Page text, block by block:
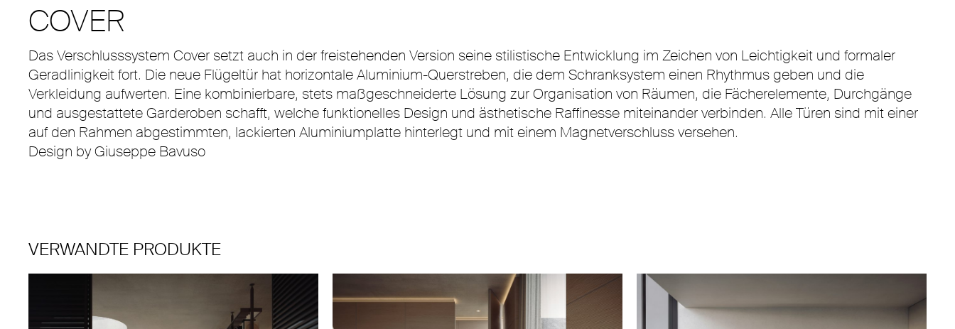
COVER
Das Verschlusssystem Cover setzt auch in der freistehenden Version seine stilistische Entwicklung im Zeichen von Leichtigkeit und formaler
Geradlinigkeit fort. Die neue Flügeltür hat horizontale Aluminium-Querstreben, die dem Schranksystem einen Rhythmus geben und die
Verkleidung aufwerten. Eine kombinierbare, stets maßgeschneiderte Lösung zur Organisation von Räumen, die Fächerelemente, Durchgänge
und ausgestattete Garderoben schafft, welche funktionelles Design und ästhetische Raffinesse miteinander verbinden. Alle Türen sind mit einer
auf den Rahmen abgestimmten, lackierten Aluminiumplatte hinterlegt und mit einem Magnetverschluss versehen.
Design by Giuseppe Bavuso
VERWANDTE PRODUKTE